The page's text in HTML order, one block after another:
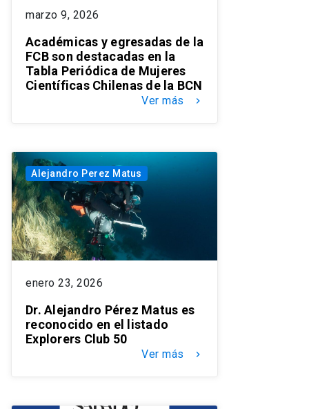
marzo 9, 2026
Académicas y egresadas de la
FCB son destacadas en la
Tabla Periódica de Mujeres
Científicas Chilenas de la BCN
Ver más keyboard_arrow_right
Alejandro Perez Matus
enero 23, 2026
Dr. Alejandro Pérez Matus es
reconocido en el listado
Explorers Club 50
Ver más keyboard_arrow_right